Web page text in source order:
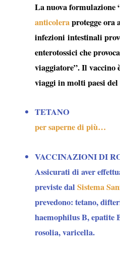
La nuova formulazione
anticoleraprotegge ora
infezioni intestinali
enterotossici che
viaggiatore”. Il vaccino
viaggi in molti paesi
TETANO
per saperne di più…
VACCINAZIONI DI
Assicurati di aver
previste dalSistema
prevedono: tetano,
haemophilus B,
rosolia, varicella.